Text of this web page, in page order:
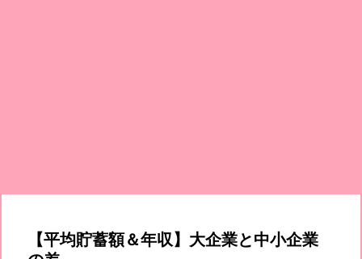
【平均貯蓄額＆年収】大企業と中小企業